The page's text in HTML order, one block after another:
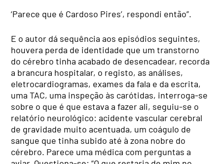
‘Parece que é Cardoso Pires’, respondi então”.
E o autor dá sequência aos episódios seguintes,
houvera perda de identidade que um transtorno
do cérebro tinha acabado de desencadear, recorda
a brancura hospitalar, o registo, as análises,
eletrocardiogramas, exames da fala e da escrita,
uma TAC, uma inspeção às carótidas, interroga-se
sobre o que é que estava a fazer ali, seguiu-se o
relatório neurológico: acidente vascular cerebral
de gravidade muito acentuada, um coágulo de
sangue que tinha subido até à zona nobre do
cérebro. Parece uma médica com perguntas a